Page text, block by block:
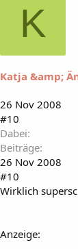
K
Katja &amp;
26 Nov 2008
#10
Dabei
Beiträge
26 Nov 2008
#10
Wirklich
Anzeige: